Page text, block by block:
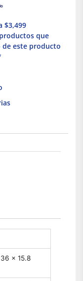
$3,499
que
de este producto
× 15.8